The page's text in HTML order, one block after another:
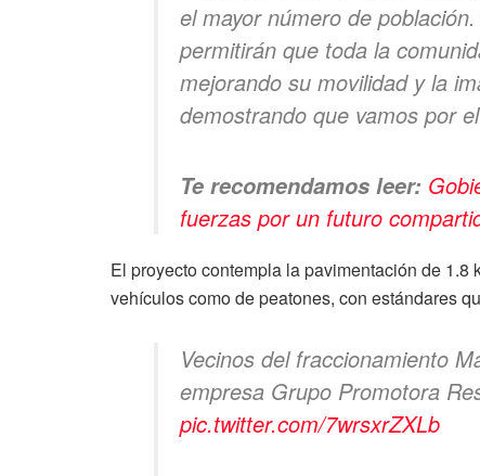
el mayor número de
permitirán que toda la
mejorando su movilidad y la
demostrando que vamos por
Te recomendamos leer:
fuerzas por un futuro
El proyecto contempla la pavimentación de
vehículos como de peatones, con estándares
Vecinos del fraccionamiento
empresa Grupo Promotora
pic.twitter.com/7wrsxrZXLb